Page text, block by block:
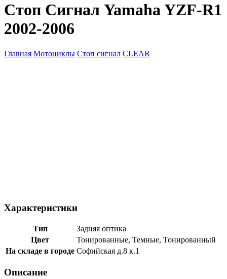
Стоп Сигнал Yamaha YZF-R1
2002-2006
Главная Мотоциклы Стоп сигнал CLEAR
Характеристики
Тип
Задняя оптика
Цвет
Тонированные, Темные, Тонированный
На складе в городе Софийская д.8 к.1
Описание